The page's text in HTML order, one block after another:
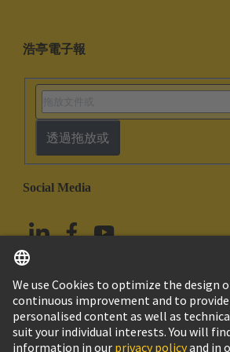
浩亭電子報
透過拖放或
Social Media
中國香港 繁体中文